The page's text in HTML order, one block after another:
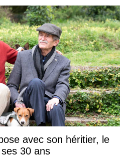
avec son héritier, le
30 ans